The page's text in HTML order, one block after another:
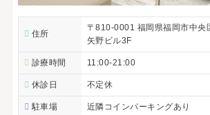
住所
〒810-0001 福岡県福岡市中央
矢野ビル3F
診療時間 11:00-21:00
休診日 不定休
駐車場 近隣コインパーキングあり